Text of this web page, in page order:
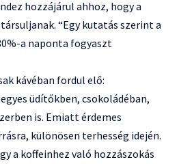
hozzájárul ahhoz, hogy a
“Egy kutatás szerint a
a naponta fogyaszt
kávéban fordul elő:
üdítőkben, csokoládéban,
is. Emiatt érdemes
különösen terhesség idején.
a koffeinhez való hozzászokás